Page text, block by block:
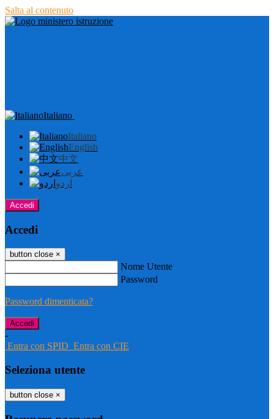
Salta al contenuto
Italiano
Italiano
English
中文
عربى
اردو
Accedi
Accedi
button close ×
Nome Utente
Password
Password dimenticata?
-
Entra con SPID Entra con CIE
Seleziona utente
button close ×